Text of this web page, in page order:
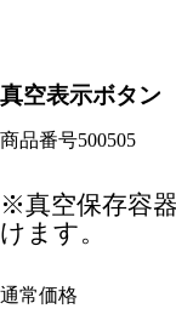
真空表示ボタン
商品番号500505
※真空保存容
けます。
通常価格